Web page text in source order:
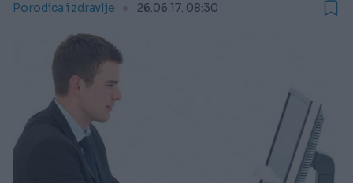
Porodica i zdravlje 26.06.17. 08:30